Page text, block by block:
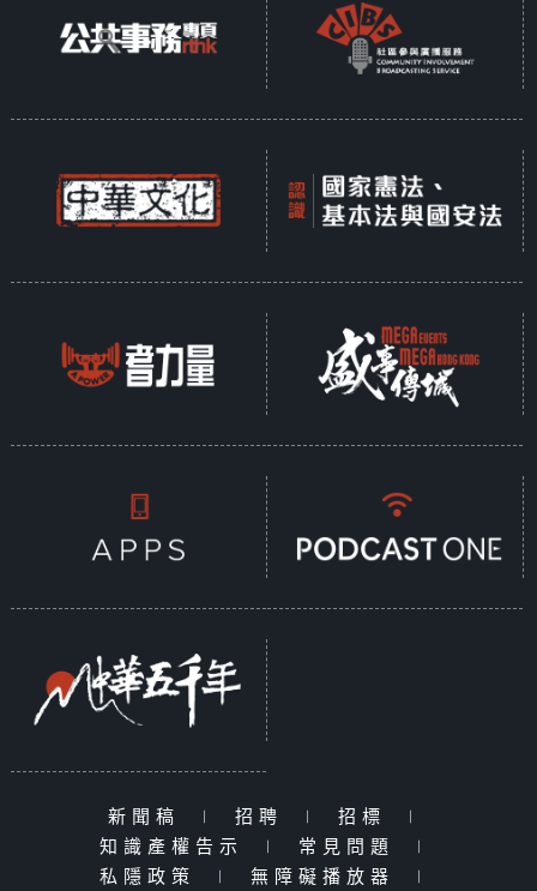
新聞稿 | 招聘 | 招標
|
知識產權告示
| 常見問題
|
私隱政策
| 無障礙播放器 |